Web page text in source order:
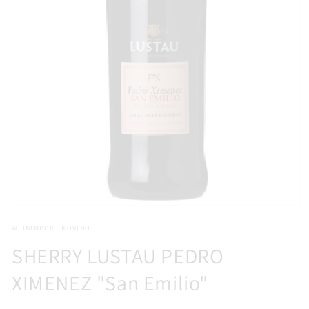
openen
modaal
WIJNIMPORT KOVINO
SHERRY LUSTAU PEDRO
XIMENEZ "San Emilio"